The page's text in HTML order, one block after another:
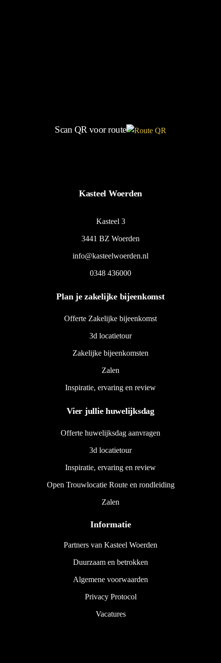
Scan QR voor route
Kasteel Woerden
Kasteel 3
3441 BZ Woerden
info@kasteelwoerden.nl
0348 436000
Plan je zakelijke bijeenkomst
Offerte Zakelijke bijeenkomst
3d locatietour
Zakelijke bijeenkomsten
Zalen
Inspiratie, ervaring en review
Vier jullie huwelijksdag
Offerte huwelijksdag aanvragen
3d locatietour
Inspiratie, ervaring en review
Open Trouwlocatie Route en rondleiding
Zalen
Informatie
Partners van Kasteel Woerden
Duurzaam en betrokken
Algemene voorwaarden
Privacy Protocol
Vacatures